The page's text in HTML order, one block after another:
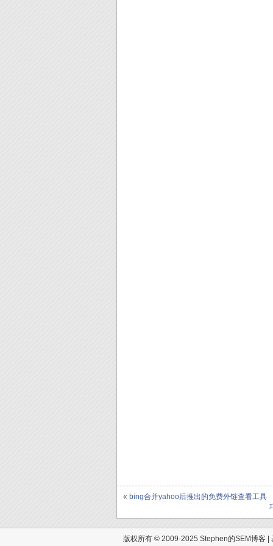
« bing合并yahoo后推出的免费外链查看工具
版权所有 © 2009-2025 Stephen的SEM博客 |